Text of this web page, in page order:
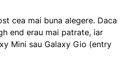
cea mai buna alegere. Daca
end erau mai patrate, iar
Mini sau Galaxy Gio (entry